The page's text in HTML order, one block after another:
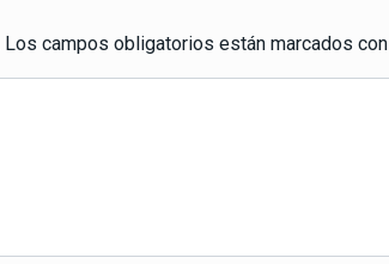
Los campos obligatorios están marcados con